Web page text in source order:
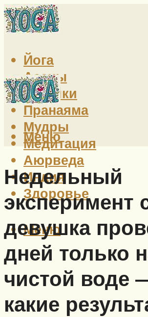
Йога
Асаны
Техники
Пранаяма
Мудры
Медитация
Аюрведа
Индия
Здоровье
Меню
Меню
Недельный
эксперимент
девушка
дней только
чистой воде
какие